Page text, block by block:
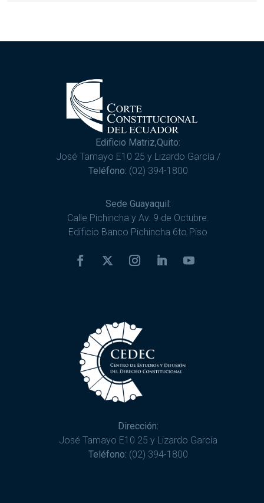
Edificio Matriz,Quito:
José Tamayo E10 25 y Lizardo García /
Teléfono: (02) 394-1800
Sede Guayaquil:
Calle Pichincha y Av. 9 de Octubre.
Edificio Banco Pichincha 6to Piso
Dirección:
José Tamayo E10 25 y Lizardo García
Teléfono: (02) 394-1800